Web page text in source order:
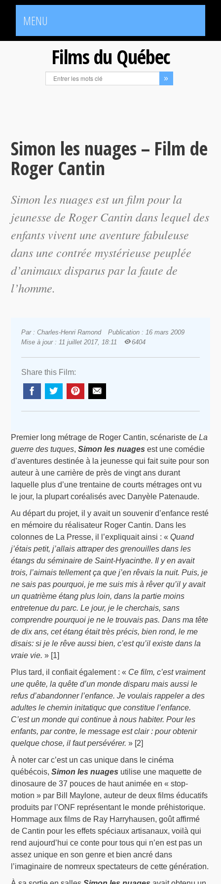
MENU
Films du Québec
Simon les nuages – Film de
Roger Cantin
Simon les nuagesest un film pour la
jeunesse de Roger Cantin dans lequel des
enfants vivent une aventure fabuleuse
dans une contrée mystérieuse peuplée
d’animaux disparus par la faute de
l’homme.
Par : Charles-Henri Ramond
Publication : 16 mars 2009
Mise à jour : 11 juillet 2017, 18:11
6404
Share this Film:
Premier long métrage de Roger Cantin, scénariste deLa
guerre des tuques,Simon les nuages est une comédie
d’aventures destinée à la jeunesse qui fait suite pour son
auteur à une carrière de près de vingt ans durant
laquelle plus d’une trentaine de courts métrages ont vu
le jour, la plupart coréalisés avec Danyèle Patenaude.
Au départ du projet, il y avait un souvenir d’enfance resté
en mémoire du réalisateur Roger Cantin. Dans les
colonnes de La Presse, il l’expliquait ainsi : «Quand
j’étais petit, j’allais attraper des grenouilles dans les
étangs du séminaire de Saint-Hyacinthe. Il y en avait
trois, l’aimais tellement ça que j’en rêvais la nuit. Puis, je
ne sais pas pourquoi, je me suis mis à rêver qu’il y avait
un quatrième étang plus loin, dans la partie moins
entretenue du parc. Le jour, je le cherchais, sans
comprendre pourquoi je ne le trouvais pas. Dans ma tête
de dix ans, cet étang était très précis, bien rond, le me
disais: si je le rêve aussi bien, c’est qu’il existe dans la
vraie vie. » [1]
Plus tard, il confiait également : « Ce film, c’est vraiment
une quête, la quête d’un monde disparu mais aussi le
refus d’abandonner l’enfance. Je voulais rappeler a des
adultes le chemin initatiquc que constitue l’enfance.
C’est un monde qui continue à nous habiter. Pour les
enfants, par contre, le message est clair : pour obtenir
quelque chose, il faut persévérer. » [2]
À noter car c’est un cas unique dans le cinéma
québécois,Simon les nuages utilise une maquette de
dinosaure de 37 pouces de haut animée en « stop-
motion » par Bill Maylone, auteur de deux films éducatifs
produits par l’ONF représentant le monde préhistorique.
Hommage aux films de Ray Harryhausen, goût affirmé
de Cantin pour les effets spéciaux artisanaux, voilà qui
rend aujourd’hui ce conte pour tous qui n’en est pas un
assez unique en son genre et bien ancré dans
l’imaginaire de nomreux spectateurs de cette génération.